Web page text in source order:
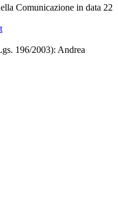
Comunicazione in data 22
196/2003): Andrea